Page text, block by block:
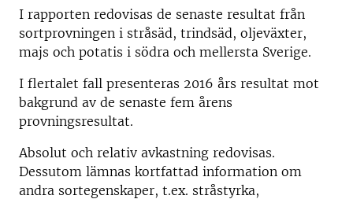
I rapporten redovisas de senaste resultat från
sortprovningen i stråsäd, trindsäd, oljeväxter,
majs och potatis i södra och mellersta Sverige.
I flertalet fall presenteras 2016 års resultat mot
bakgrund av de senaste fem årens
provningsresultat.
Absolut och relativ avkastning redovisas.
Dessutom lämnas kortfattad information om
andra sortegenskaper, t.ex. stråstyrka,